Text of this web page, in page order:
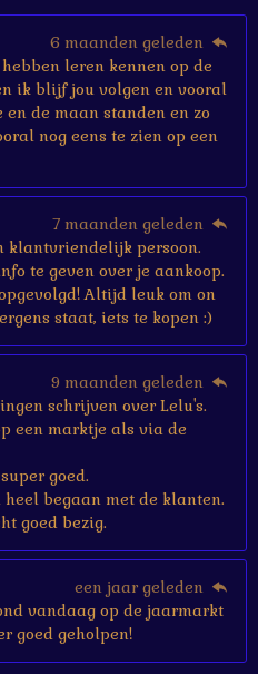
6 maanden geleden
leren kennen op de
ik blijf jou volgen en vooral
de maan standen en zo
nog eens te zien op een
7 maanden geleden
klantvriendelijk persoon.
te geven over je aankoop.
Altijd leuk om on
staat, iets te kopen :)
9 maanden geleden
schrijven over Lelu's.
een marktje als via de
goed.
begaan met de klanten.
goed bezig.
een jaar geleden
vandaag op de jaarmarkt
goed geholpen!